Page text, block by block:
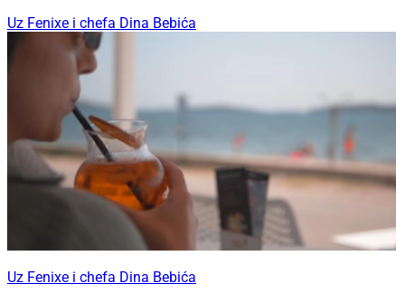
Uz Fenixe i chefa Dina Bebića
Uz Fenixe i chefa Dina Bebića